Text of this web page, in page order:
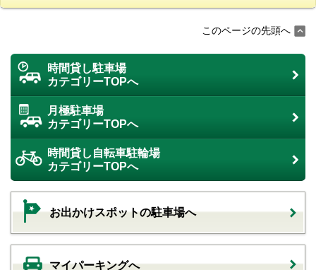
このページの先頭へ
時間貸し駐車場
カテゴリーTOPへ
月極駐車場
カテゴリーTOPへ
時間貸し自転車駐輪場
カテゴリーTOPへ
お出かけスポットの駐車場へ
マイパーキングへ